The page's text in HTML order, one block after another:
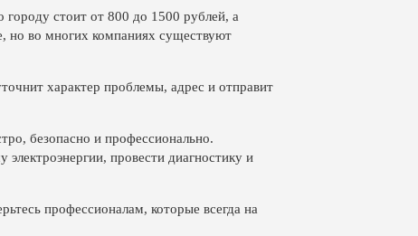
городу стоит от 800 до 1500 рублей, а
но во многих компаниях существуют
характер проблемы, адрес и отправит
безопасно и профессионально.
провести диагностику и
профессионалам, которые всегда на